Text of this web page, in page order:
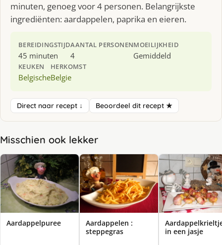
minuten, genoeg voor 4 personen. Belangrijkste
ingrediënten: aardappelen, paprika en eieren.
BEREIDINGSTIJD
45 minuten
AANTAL PERSONEN
4
MOEILIJKHEID
Gemiddeld
KEUKEN
Belgische
HERKOMST
Belgie
Direct naar recept ↓ Beoordeel dit recept ★
Misschien ook lekker
Aardappelpuree
Aardappelen :
steppegras
in een jasje